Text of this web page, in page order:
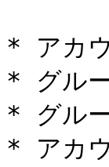
* アカ
* グル
* グル
* アカ